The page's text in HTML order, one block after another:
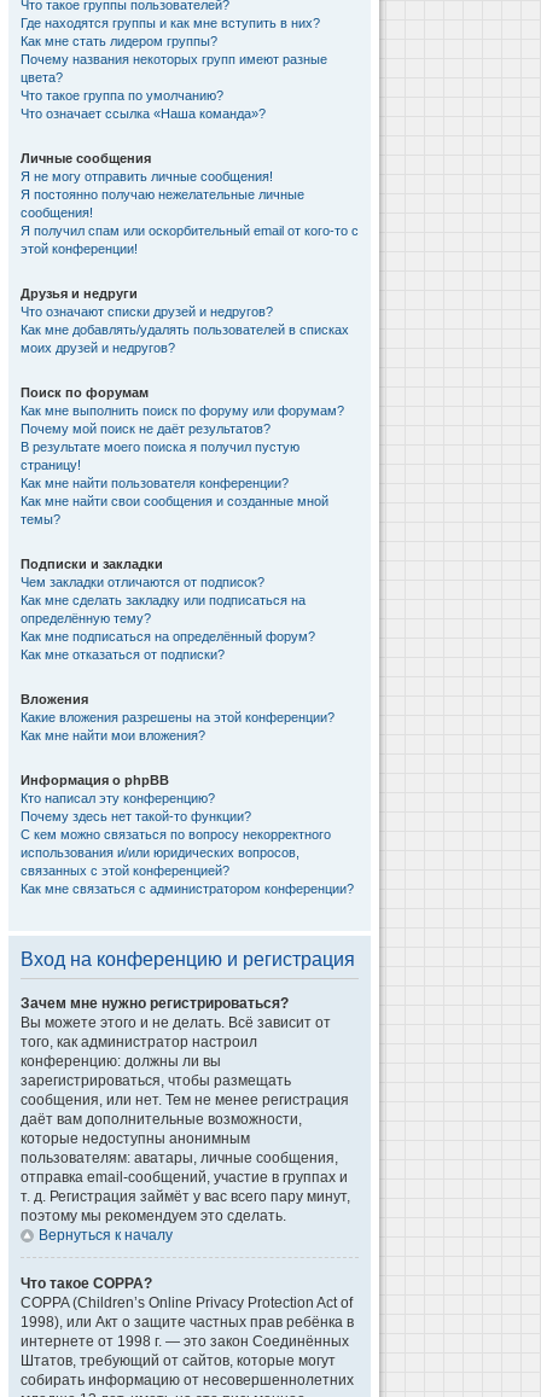
Что такое группы пользователей?
Где находятся группы и как мне вступить в них?
Как мне стать лидером группы?
Почему названия некоторых групп имеют разные
цвета?
Что такое группа по умолчанию?
Что означает ссылка «Наша команда»?
Личные сообщения
Я не могу отправить личные сообщения!
Я постоянно получаю нежелательные личные
сообщения!
Я получил спам или оскорбительный email от кого-то с
этой конференции!
Друзья и недруги
Что означают списки друзей и недругов?
Как мне добавлять/удалять пользователей в списках
моих друзей и недругов?
Поиск по форумам
Как мне выполнить поиск по форуму или форумам?
Почему мой поиск не даёт результатов?
В результате моего поиска я получил пустую
страницу!
Как мне найти пользователя конференции?
Как мне найти свои сообщения и созданные мной
темы?
Подписки и закладки
Чем закладки отличаются от подписок?
Как мне сделать закладку или подписаться на
определённую тему?
Как мне подписаться на определённый форум?
Как мне отказаться от подписки?
Вложения
Какие вложения разрешены на этой конференции?
Как мне найти мои вложения?
Информация о phpBB
Кто написал эту конференцию?
Почему здесь нет такой-то функции?
С кем можно связаться по вопросу некорректного
использования и/или юридических вопросов,
связанных с этой конференцией?
Как мне связаться с администратором конференции?
Вход на конференцию и регистрация
Зачем мне нужно регистрироваться?
Вы можете этого и не делать. Всё зависит от
того, как администратор настроил
конференцию: должны ли вы
зарегистрироваться, чтобы размещать
сообщения, или нет. Тем не менее регистрация
даёт вам дополнительные возможности,
которые недоступны анонимным
пользователям: аватары, личные сообщения,
отправка email-сообщений, участие в группах и
т. д. Регистрация займёт у вас всего пару минут,
поэтому мы рекомендуем это сделать.
Вернуться к началу
Что такое COPPA?
COPPA (Children’s Online Privacy Protection Act of
1998), или Акт о защите частных прав ребёнка в
интернете от 1998 г. — это закон Соединённых
Штатов, требующий от сайтов, которые могут
собирать информацию от несовершеннолетних